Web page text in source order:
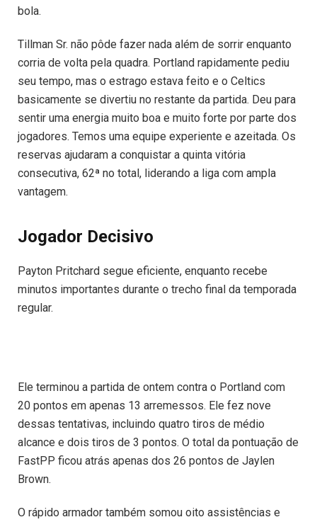
bola.
Tillman Sr. não pôde fazer nada além de sorrir enquanto
corria de volta pela quadra. Portland rapidamente pediu
seu tempo, mas o estrago estava feito e o Celtics
basicamente se divertiu no restante da partida. Deu para
sentir uma energia muito boa e muito forte por parte dos
jogadores. Temos uma equipe experiente e azeitada. Os
reservas ajudaram a conquistar a quinta vitória
consecutiva, 62ª no total, liderando a liga com ampla
vantagem.
Jogador Decisivo
Payton Pritchard segue eficiente, enquanto recebe
minutos importantes durante o trecho final da temporada
regular.
Ele terminou a partida de ontem contra o Portland com
20 pontos em apenas 13 arremessos. Ele fez nove
dessas tentativas, incluindo quatro tiros de médio
alcance e dois tiros de 3 pontos. O total da pontuação de
FastPP ficou atrás apenas dos 26 pontos de Jaylen
Brown.
O rápido armador também somou oito assistências e